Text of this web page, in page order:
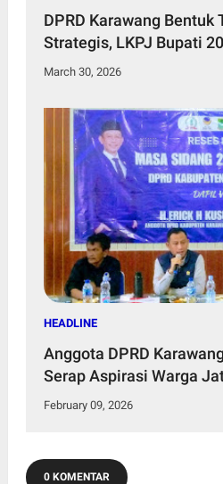
DPRD Karawang Bentuk
Strategis, LKPJ Bupati
March 30, 2026
HEADLINE
Anggota DPRD
Serap Aspirasi Warga
February 09, 2026
0 KOMENTAR